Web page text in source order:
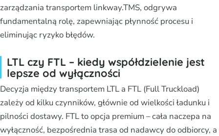
zarządzania transportem linkway.TMS, odgrywa
fundamentalną rolę, zapewniając płynność procesu i
eliminując ryzyko błędów.
LTL czy FTL – kiedy współdzielenie jest
lepsze od wyłączności
Decyzja między transportem LTL a FTL (Full Truckload)
zależy od kilku czynników, głównie od wielkości ładunku i
pilności dostawy. FTL to opcja premium – cała naczepa na
wyłączność, bezpośrednia trasa od nadawcy do odbiorcy, a